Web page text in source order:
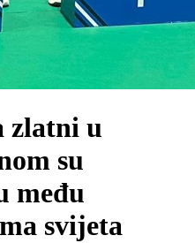
zlatni u
su
među
svijeta